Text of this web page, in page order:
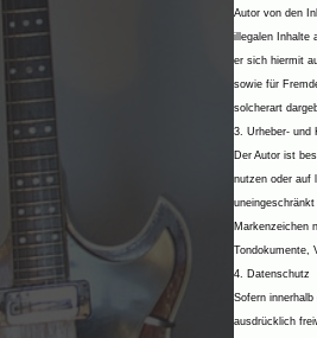
Autor von den
illegalen Inhalte
er sich hiermit
sowie für
solcherart
3. Urheber- und
Der Autor ist
nutzen oder auf
Markenzeichen
Tondokumente,
4. Datenschutz
Sofern
ausdrücklich